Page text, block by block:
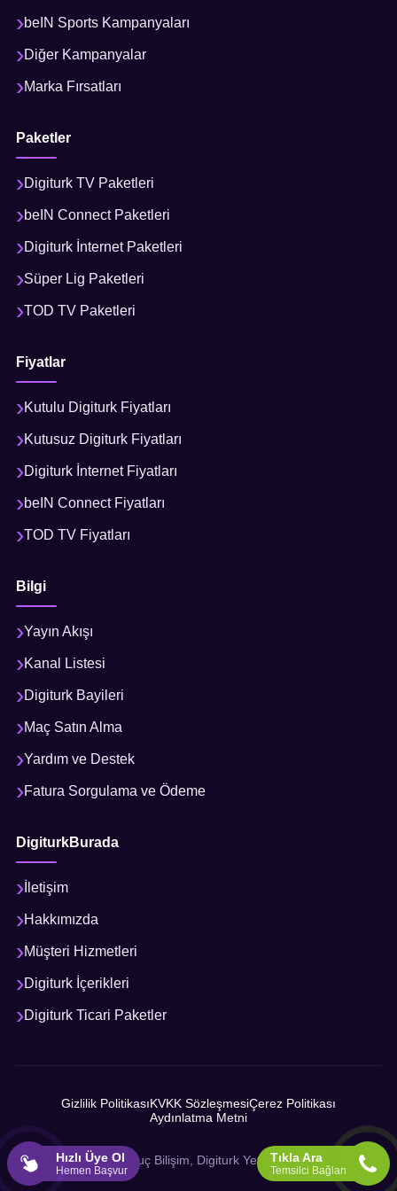
beIN Sports Kampanyaları
Diğer Kampanyalar
Marka Fırsatları
Paketler
Digiturk TV Paketleri
beIN Connect Paketleri
Digiturk İnternet Paketleri
Süper Lig Paketleri
TOD TV Paketleri
Fiyatlar
Kutulu Digiturk Fiyatları
Kutusuz Digiturk Fiyatları
Digiturk İnternet Fiyatları
beIN Connect Fiyatları
TOD TV Fiyatları
Bilgi
Yayın Akışı
Kanal Listesi
Digiturk Bayileri
Maç Satın Alma
Yardım ve Destek
Fatura Sorgulama ve Ödeme
DigiturkBurada
İletişim
Hakkımızda
Müşteri Hizmetleri
Digiturk İçerikleri
Digiturk Ticari Paketler
Gizlilik PolitikasıKVKK SözleşmesiÇerez Politikası
Aydınlatma Metni
© 2026 Sonuç Bilişim, Digiturk Yetkili İş Ortağı
Hızlı Üye Ol
Hemen Başvur
Tıkla Ara
Temsilci Bağlan